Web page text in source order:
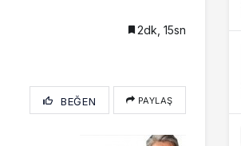
2dk, 15sn
BEĞEN PAYLAŞ